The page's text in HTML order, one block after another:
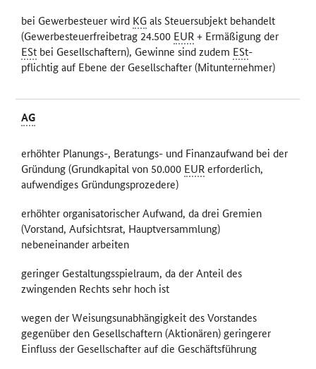
bei Gewerbesteuer wird KGals Steuersubjekt behandelt
(Gewerbesteuerfreibetrag 24.500 EUR+ Ermäßigung der
ESt bei Gesellschaftern), Gewinne sind zudem ESt-
pflichtig auf Ebene der Gesellschafter (Mitunternehmer)
AG
erhöhter Planungs-, Beratungs- und Finanzaufwand bei der
Gründung (Grundkapital von 50.000 EURerforderlich,
aufwendiges Gründungsprozedere)
erhöhter organisatorischer Aufwand, da drei Gremien
(Vorstand, Aufsichtsrat, Hauptversammlung)
nebeneinander arbeiten
geringer Gestaltungsspielraum, da der Anteil des
zwingenden Rechts sehr hoch ist
wegen der Weisungsunabhängigkeit des Vorstandes
gegenüber den Gesellschaftern (Aktionären) geringerer
Einfluss der Gesellschafter auf die Geschäftsführung